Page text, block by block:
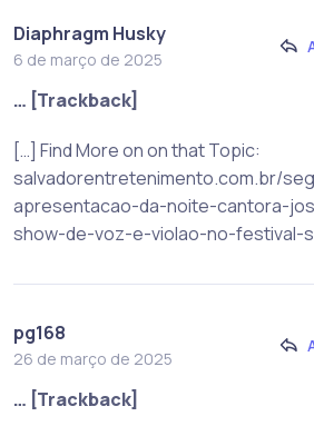
Diaphragm Husky
6 de março de 2025
… [Trackback]
[…] Find More on on that Topic:
salvadorentretenimento.com.br/
apresentacao-da-noite-cantora-
show-de-voz-e-violao-no-festival-
pg168
26 de março de 2025
… [Trackback]